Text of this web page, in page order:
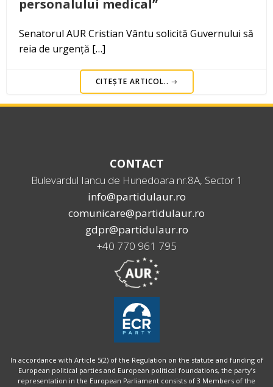
personalului medical”
Senatorul AUR Cristian Vântu solicită Guvernului să
reia de urgență […]
CITEȘTE ARTICOL..
CONTACT
Bulevardul Iancu de Hunedoara nr.8A, Sector 1
info@partidulaur.ro
comunicare@partidulaur.ro
gdpr@partidulaur.ro
+40 770 961 795
In accordance with Article 5(2) of the Regulation on the statute and funding of
European political parties and European political foundations, the party’s
representation in the European Parliament consists of 3 Members of the